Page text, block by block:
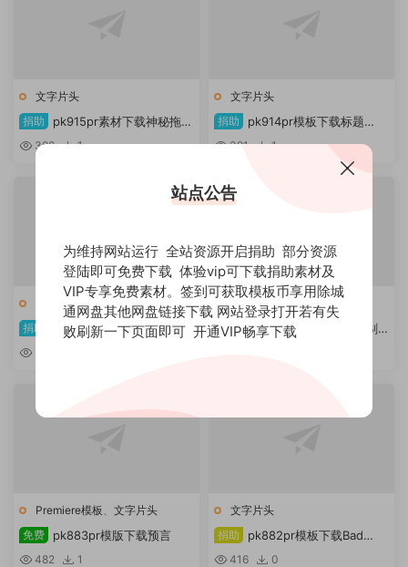
文字片头
捐助
pk915pr素材下载神秘拖车
V2 388 1
文字片头
捐助
pk914pr模板下载标题
Animator – Vintage 画笔
391 1
文字片头
捐助
pk908pr模板下载
Videohive 30592403
文字片头
捐助 pk893pr模板下载超级剃
Premiere模板、 文字片头
免费
pk883pr模版下载预言
482 1
文字片头
捐助
pk882pr模板下载Bad
Signal Glitch 徽标显示
416 0
站点公告
为维持网站运行 全站资源开启捐助 部分资源
登陆即可免费下载 体验vip可下载捐助素材及
VIP专享免费素材。签到可获取模板币享用除城
通网盘其他网盘链接下载 网站登录打开若有失
败刷新一下页面即可 开通VIP畅享下载